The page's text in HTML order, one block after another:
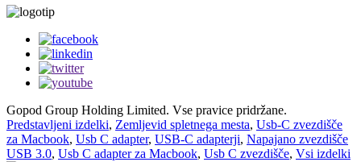
Gopod Group Holding Limited. Vse pravice pridržane.
Predstavljeni izdelki, Zemljevid spletnega mesta, Usb-C zvezdišče
za Macbook, Usb C adapter, USB-C adapterji, Napajano zvezdišče
USB 3.0, Usb C adapter za Macbook, Usb C zvezdišče, Vsi izdelki